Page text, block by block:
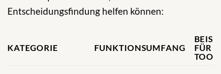
Entscheidungsfindung helfen können:
KATEGORIE FUNKTIONSUMFANG
FÜR